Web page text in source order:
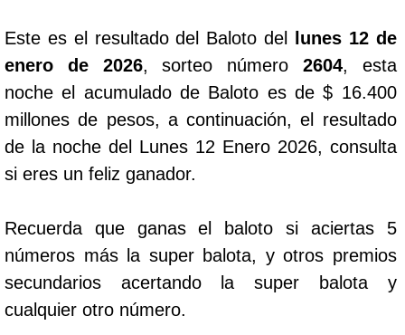
Astro Sol
Astro Luna
Cafeterito Tarde
Caribeña Día
Caribeña Noche
Este es el resultado del Baloto del lunes 12 de
enero de 2026, sorteo número 2604, esta
noche el acumulado de Baloto es de $ 16.400
millones de pesos, a continuación, el resultado
de la noche del Lunes 12 Enero 2026, consulta
si eres un feliz ganador.
Recuerda que ganas el baloto si aciertas 5
números más la super balota, y otros premios
secundarios acertando la super balota y
cualquier otro número.